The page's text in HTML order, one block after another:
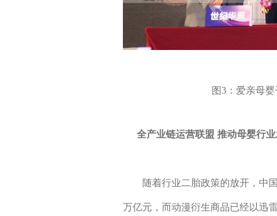
图3：爱亲母
全产业链运营联盟 推动母婴行
随着行业二胎政策的放开，中国
万亿元，而动漫衍生商品已经以迅